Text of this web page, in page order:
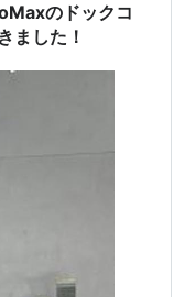
のドックコ
ました！